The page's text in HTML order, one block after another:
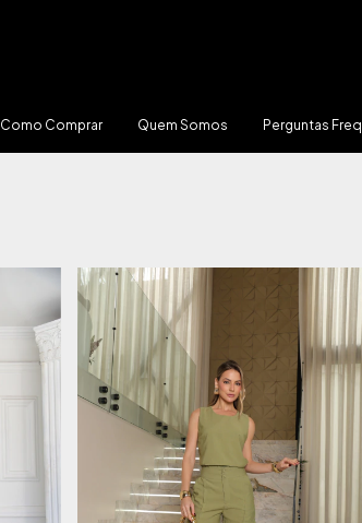
Como Comprar Quem Somos Perguntas